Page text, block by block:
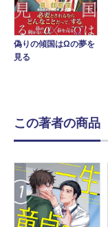
偽りの傾国はΩの夢を
見る
この著者の商品